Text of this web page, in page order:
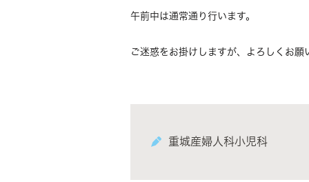
午前中は通常通り行います。
ご迷惑をお掛けしますが、よろしくお願
重城産婦人科小児科